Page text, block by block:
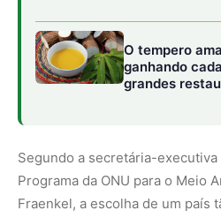
conectam o planeta, cruzando
céus em jornadas incríveis a
enfrentando pressões sem